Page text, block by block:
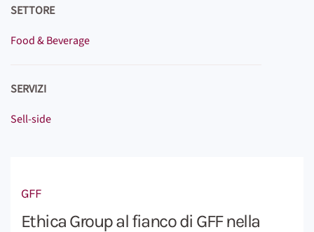
SETTORE
Food & Beverage
SERVIZI
Sell-side
GFF
Ethica Group al fianco di GFF nella